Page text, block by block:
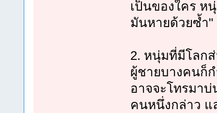
เป็นของใคร ห
มันหายด้วยซ้ำ"
2. หนุ่มที่มีโลก
ผู้ชายบางคนก็ก
อาจจะโทรมา
คนหนึ่งกล่าว แ